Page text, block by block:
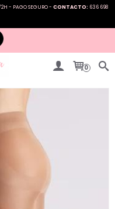
- PAGO SEGURO - CONTACTO: 636 698
0